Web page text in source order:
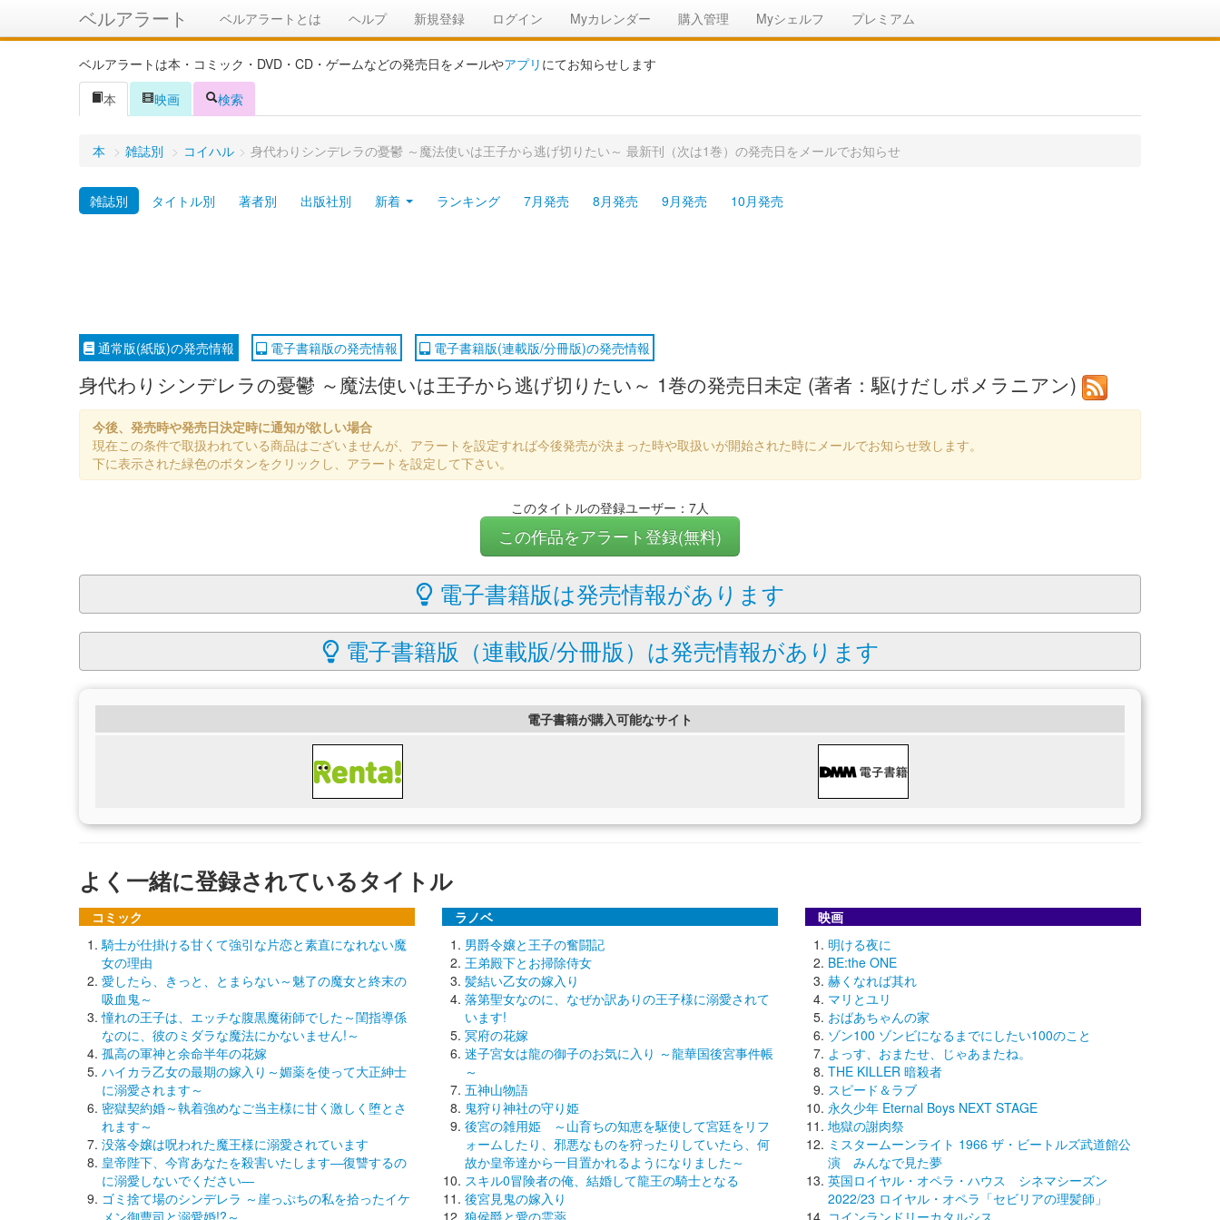
ベルアラート ベルアラートとは ヘルプ 新規登録 ログイン Myカレンダー 購入管理 Myシェルフ プレミアム
ベルアラートは本・コミック・DVD・CD・ゲームなどの発売日をメールやアプリ にてお知らせします
本
映画 検索
本 > 雑誌別 > コイハル > 身代わりシンデレラの憂鬱 ～魔法使いは王子から逃げ切りたい～ 最新刊（次は1巻）の発売日をメールでお知らせ
雑誌別 タイトル別 著者別 出版社別 新着 ランキング 7月発売 8月発売 9月発売 10月発売
通常版(紙版)の発売情報 電子書籍版の発売情報 電子書籍版(連載版/分冊版)の発売情報
身代わりシンデレラの憂鬱 ～魔法使いは王子から逃げ切りたい～ 1巻の発売日未定 (著者：駆けだしポメラニアン)
今後、発売時や発売日決定時に通知が欲しい場合
現在この条件で取扱われている商品はございませんが、アラートを設定すれば今後発売が決まった時や取扱いが開始された時にメールでお知らせ致します。
下に表示された緑色のボタンをクリックし、アラートを設定して下さい。
このタイトルの登録ユーザー：7人
この作品をアラート登録(無料)
電子書籍版は発売情報があります
電子書籍版（連載版/分冊版）は発売情報があります
電子書籍が購入可能なサイト
よく一緒に登録されているタイトル
コミック
騎士が仕掛ける甘くて強引な片恋と素直になれない魔
女の理由
愛したら、きっと、とまらない～魅了の魔女と終末の
吸血鬼～
憧れの王子は、エッチな腹黒魔術師でした～閨指導係
なのに、彼のミダラな魔法にかないません!～
孤高の軍神と余命半年の花嫁
ハイカラ乙女の最期の嫁入り～媚薬を使って大正紳士
に溺愛されます～
密獄契約婚～執着強めなご当主様に甘く激しく堕とさ
れます～
没落令嬢は呪われた魔王様に溺愛されています
皇帝陛下、今宵あなたを殺害いたします―復讐するの
に溺愛しないでください―
ゴミ捨て場のシンデレラ ～崖っぷちの私を拾ったイケ
メン御曹司と溺愛婚!?～
ラノベ
男爵令嬢と王子の奮闘記
王弟殿下とお掃除侍女
髪結い乙女の嫁入り
落第聖女なのに、なぜか訳ありの王子様に溺愛されて
います!
冥府の花嫁
迷子宮女は龍の御子のお気に入り ～龍華国後宮事件帳
～
五神山物語
鬼狩り神社の守り姫
後宮の雑用姫 ～山育ちの知恵を駆使して宮廷をリフ
ォームしたり、邪悪なものを狩ったりしていたら、何
故か皇帝達から一目置かれるようになりました～
スキル0冒険者の俺、結婚して龍王の騎士となる
後宮見鬼の嫁入り
狼侯爵と愛の霊薬
映画
明ける夜に
BE:the ONE
赫くなれば其れ
マリとユリ
おばあちゃんの家
ゾン100 ゾンビになるまでにしたい100のこと
よっす、おまたせ、じゃあまたね。
THE KILLER 暗殺者
スピード＆ラブ
永久少年 Eternal Boys NEXT STAGE
地獄の謝肉祭
ミスタームーンライト 1966 ザ・ビートルズ武道館公
演 みんなで見た夢
英国ロイヤル・オペラ・ハウス シネマシーズン
2022/23 ロイヤル・オペラ「セビリアの理髪師」
コインランドリーカタルシス